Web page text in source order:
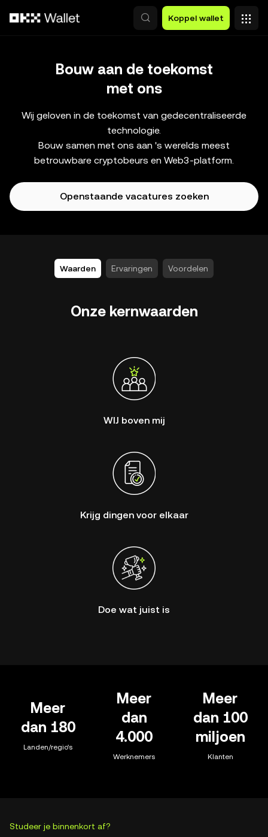
Koppel wallet
Bouw aan de toekomst
met ons
Wij geloven in de toekomst van gedecentraliseerde
technologie.
Bouw samen met ons aan 's werelds meest
betrouwbare cryptobeurs en Web3-platform.
Openstaande vacatures zoeken
Waarden Ervaringen Voordelen
Onze kernwaarden
WIJ boven mij
Krijg dingen voor elkaar
Doe wat juist is
Meer
dan 180
Landen/regio's
Meer
dan
4.000
Werknemers
Meer
dan 100
miljoen
Klanten
Studeer je binnenkort af?